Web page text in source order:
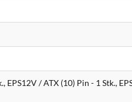
EPS12V / ATX (10) Pin - 1 Stk.,